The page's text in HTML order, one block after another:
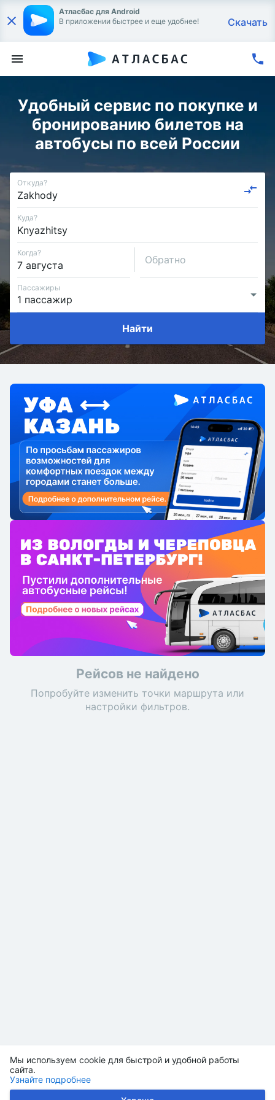
Мы используем cookie для быстрой и удобной работы
сайта.
Узнайте подробнее
Атласбас для Android
В приложении быстрее и еще удобнее!
Скачать
Удобный сервис по покупке и
бронированию билетов на
автобусы по всей России
Откуда?
Куда?
Когда?
Обратно
Пассажиры
Найти
Рейсов не найдено
Попробуйте изменить точки маршрута или
настройки фильтров.